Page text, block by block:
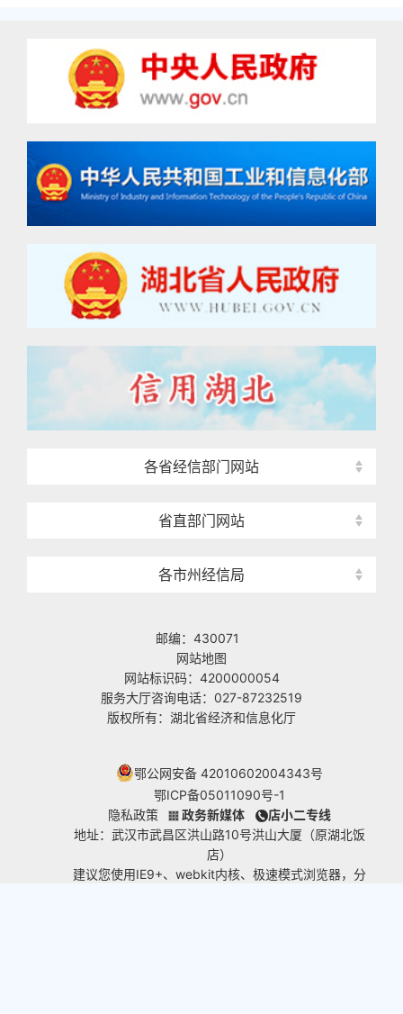
各省经信部门网站
省直部门网站
各市州经信局
邮编：430071
网站地图
网站标识码：4200000054
服务大厅咨询电话：027-87232519
版权所有：湖北省经济和信息化厅
鄂公网安备 42010602004343号
鄂ICP备05011090号-1
隐私政策
政务新媒体
店小二专线
地址：武汉市武昌区洪山路10号洪山大厦（原湖北饭
店）
建议您使用IE9+、webkit内核、极速模式浏览器，分